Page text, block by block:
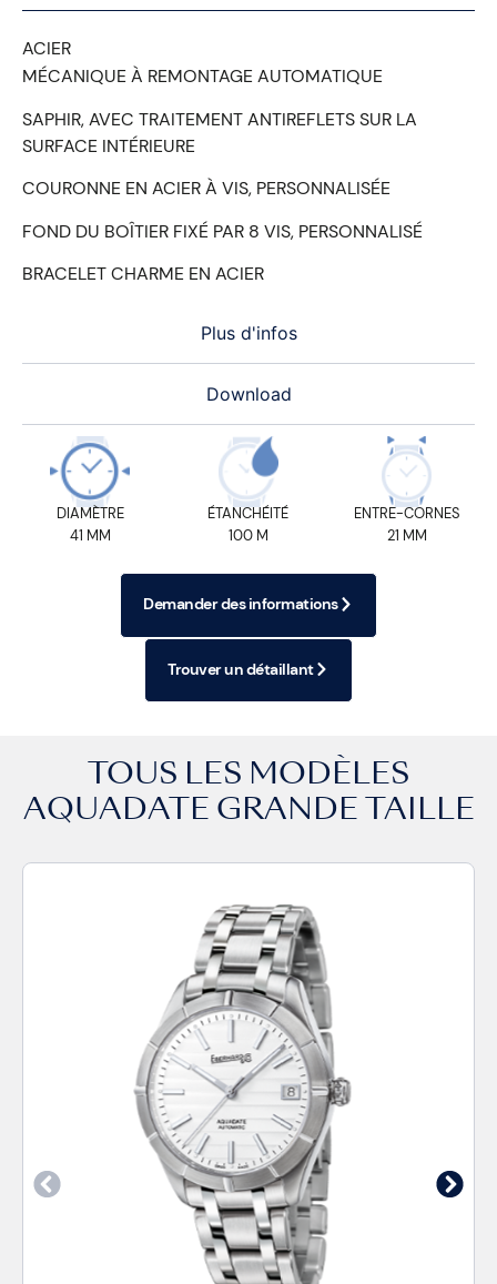
Plus d'infos
Download
ACIER
MÉCANIQUE À REMONTAGE AUTOMATIQUE
SAPHIR, AVEC TRAITEMENT ANTIREFLETS SUR LA
SURFACE INTÉRIEURE
COURONNE EN ACIER À VIS, PERSONNALISÉE
FOND DU BOÎTIER FIXÉ PAR 8 VIS, PERSONNALISÉ
BRACELET CHARME EN ACIER
DIAMÈTRE
41 MM
ÉTANCHÉITÉ
100 M
ENTRE-CORNES
21 MM
Demander des informations
Trouver un détaillant
TOUS LES MODÈLES
AQUADATE GRANDE TAILLE